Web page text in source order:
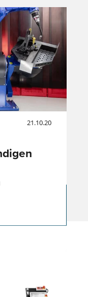
21.10.20